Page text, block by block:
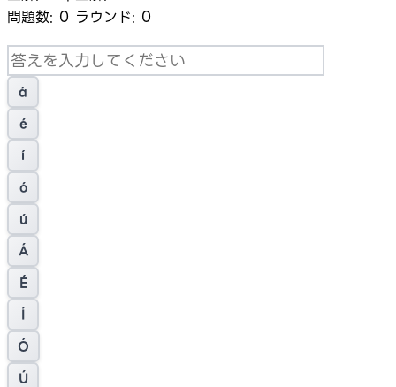
問題数: 0 ラウンド: 0
á
é
í
ó
ú
Á
É
Í
Ó
Ú